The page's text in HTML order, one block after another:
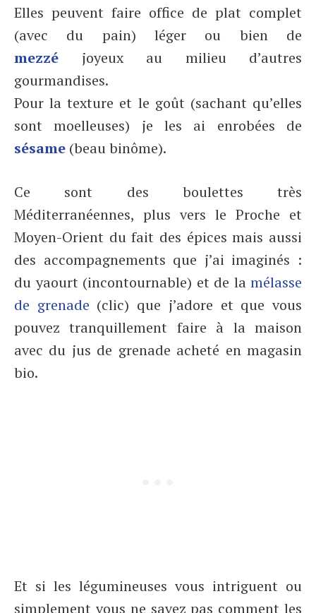
Elles peuvent faire office de plat complet
(avec du pain) léger ou bien de
mezzé joyeux au milieu d’autres
gourmandises.
Pour la texture et le goût (sachant qu’elles
sont moelleuses) je les ai enrobées de
sésame (beau binôme).
Ce sont des boulettes très
Méditerranéennes, plus vers le Proche et
Moyen-Orient du fait des épices mais aussi
des accompagnements que j’ai imaginés :
du yaourt (incontournable) et de la mélasse
de grenade (clic) que j’adore et que vous
pouvez tranquillement faire à la maison
avec du jus de grenade acheté en magasin
bio.
Et si les légumineuses vous intriguent ou
simplement vous ne savez pas comment les